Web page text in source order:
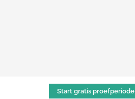
Start gratis proefperiode